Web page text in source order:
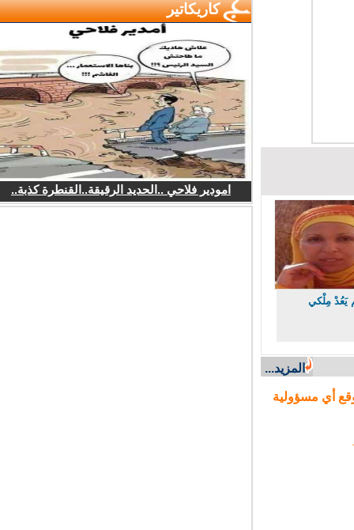
مِلْكي
المزيد...
أي مسؤولية
كاريكاتير
امودير فلاحي ..الحديد الرقيقة..القنطرة كذبة..